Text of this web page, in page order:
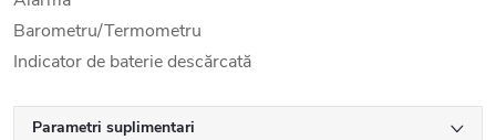
Barometru/Termometru
Indicator de baterie descărcată
Parametri suplimentari